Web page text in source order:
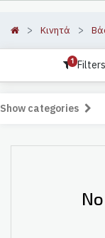
Κινητά
1 Filters
Show categories